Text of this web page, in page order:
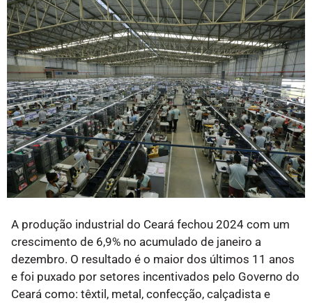
A produção industrial do Ceará fechou 2024 com um
crescimento de 6,9% no acumulado de janeiro a
dezembro. O resultado é o maior dos últimos 11 anos
e foi puxado por setores incentivados pelo Governo do
Ceará como: têxtil, metal, confecção, calçadista e